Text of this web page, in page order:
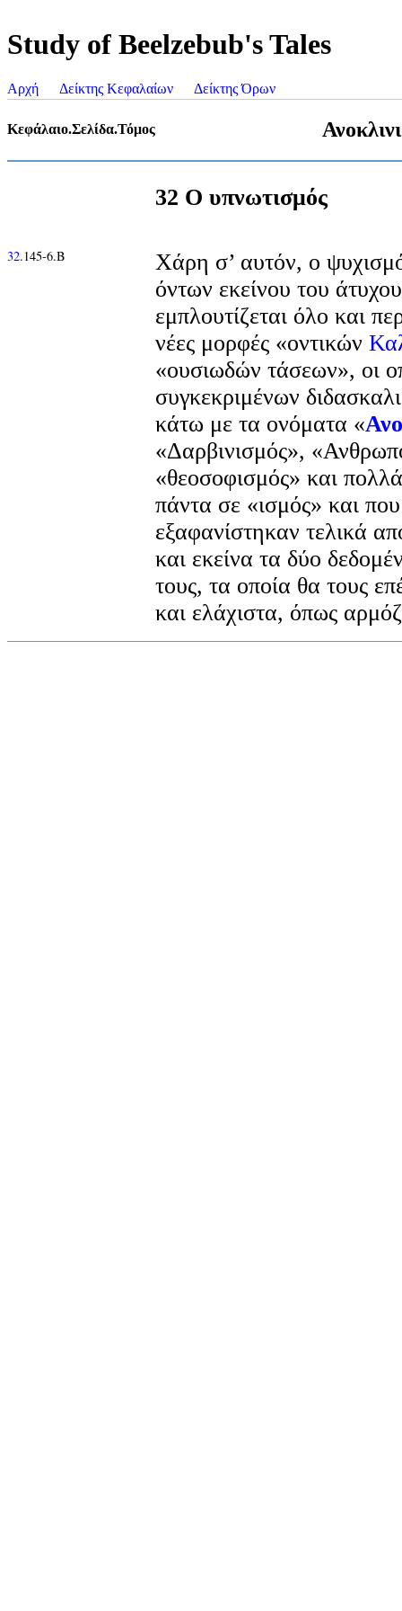
Study of Beelzebub's Tales
Αρχή Δείκτης Κεφαλαίων Δείκτης Όρων
Κεφάλαιο.Σελίδα.Τόμος
32 Ο υπνωτισμός
32.145-6.Β
Χάρη σ’ αυτόν, ο
όντων εκείνου του
εμπλουτίζεται όλο και
νέες μορφές «οντικών
«ουσιωδών τάσεων», οι
συγκεκριμένων
κάτω με τα ονόματα «
«Δαρβινισμός»,
«θεοσοφισμός» και
πάντα σε «ισμός» και που
εξαφανίστηκαν τελικά
και εκείνα τα δύο
τους, τα οποία θα τους
και ελάχιστα, όπως